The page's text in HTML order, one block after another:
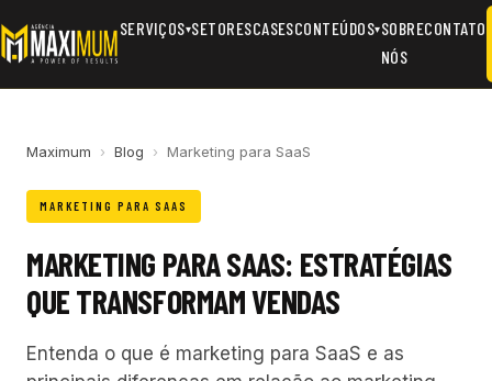
SERVIÇOS▾SETORESCASESCONTEÚDOS▾SOBRE
NÓS
CONTATO
Maximum › Blog › Marketing para SaaS
MARKETING PARA SAAS
MARKETING PARA SAAS: ESTRATÉGIAS
QUE TRANSFORMAM VENDAS
Entenda o que é marketing para SaaS e as